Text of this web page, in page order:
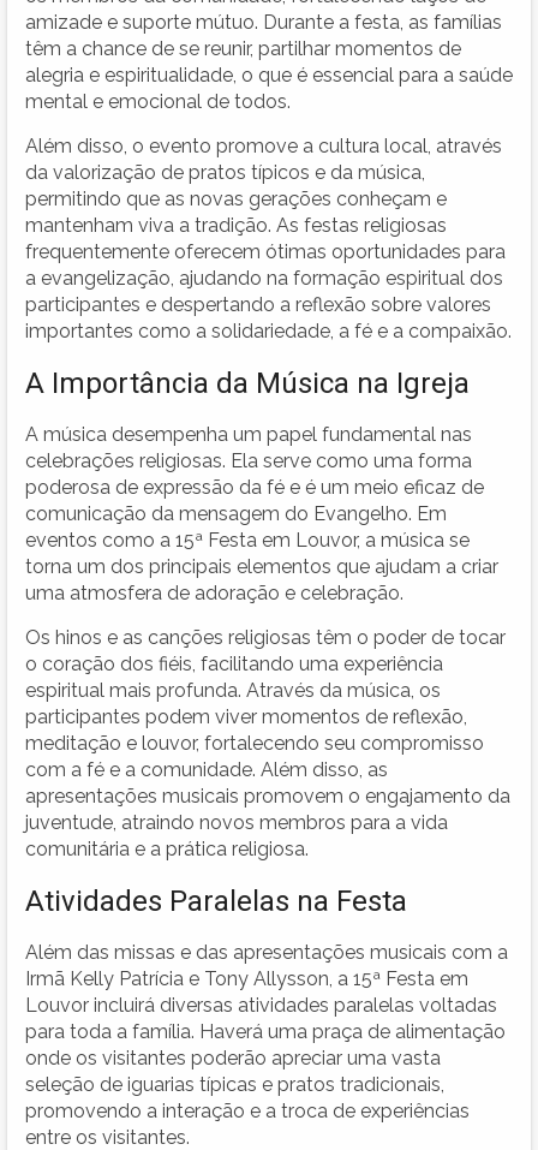
amizade e suporte mútuo. Durante a festa, as famílias
têm a chance de se reunir, partilhar momentos de
alegria e espiritualidade, o que é essencial para a saúde
mental e emocional de todos.
Além disso, o evento promove a cultura local, através
da valorização de pratos típicos e da música,
permitindo que as novas gerações conheçam e
mantenham viva a tradição. As festas religiosas
frequentemente oferecem ótimas oportunidades para
a evangelização, ajudando na formação espiritual dos
participantes e despertando a reflexão sobre valores
importantes como a solidariedade, a fé e a compaixão.
A Importância da Música na Igreja
A música desempenha um papel fundamental nas
celebrações religiosas. Ela serve como uma forma
poderosa de expressão da fé e é um meio eficaz de
comunicação da mensagem do Evangelho. Em
eventos como a 15ª Festa em Louvor, a música se
torna um dos principais elementos que ajudam a criar
uma atmosfera de adoração e celebração.
Os hinos e as canções religiosas têm o poder de tocar
o coração dos fiéis, facilitando uma experiência
espiritual mais profunda. Através da música, os
participantes podem viver momentos de reflexão,
meditação e louvor, fortalecendo seu compromisso
com a fé e a comunidade. Além disso, as
apresentações musicais promovem o engajamento da
juventude, atraindo novos membros para a vida
comunitária e a prática religiosa.
Atividades Paralelas na Festa
Além das missas e das apresentações musicais com a
Irmã Kelly Patrícia e Tony Allysson, a 15ª Festa em
Louvor incluirá diversas atividades paralelas voltadas
para toda a família. Haverá uma praça de alimentação
onde os visitantes poderão apreciar uma vasta
seleção de iguarias típicas e pratos tradicionais,
promovendo a interação e a troca de experiências
entre os visitantes.